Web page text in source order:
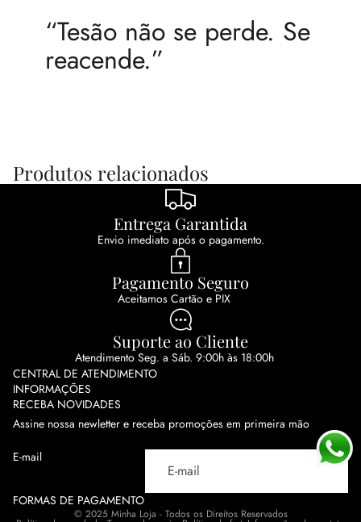
“Tesão não se perde. Se
reacende.”
Produtos relacionados
Entrega Garantida
Envio imediato após o pagamento.
Pagamento Seguro
Aceitamos Cartão e PIX
Suporte ao Cliente
Atendimento Seg. a Sáb. 9:00h às 18:00h
CENTRAL DE ATENDIMENTO
INFORMAÇÕES
RECEBA NOVIDADES
Assine nossa newletter e receba promoções em primeira mão
E-mail
FORMAS DE PAGAMENTO
© 2025 Minha Loja - Todos os Direitos Reservados